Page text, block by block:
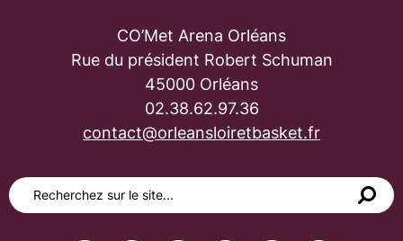
CO’Met Arena Orléans
Rue du président Robert Schuman
45000 Orléans
02.38.62.97.36
contact@orleansloiretbasket.fr